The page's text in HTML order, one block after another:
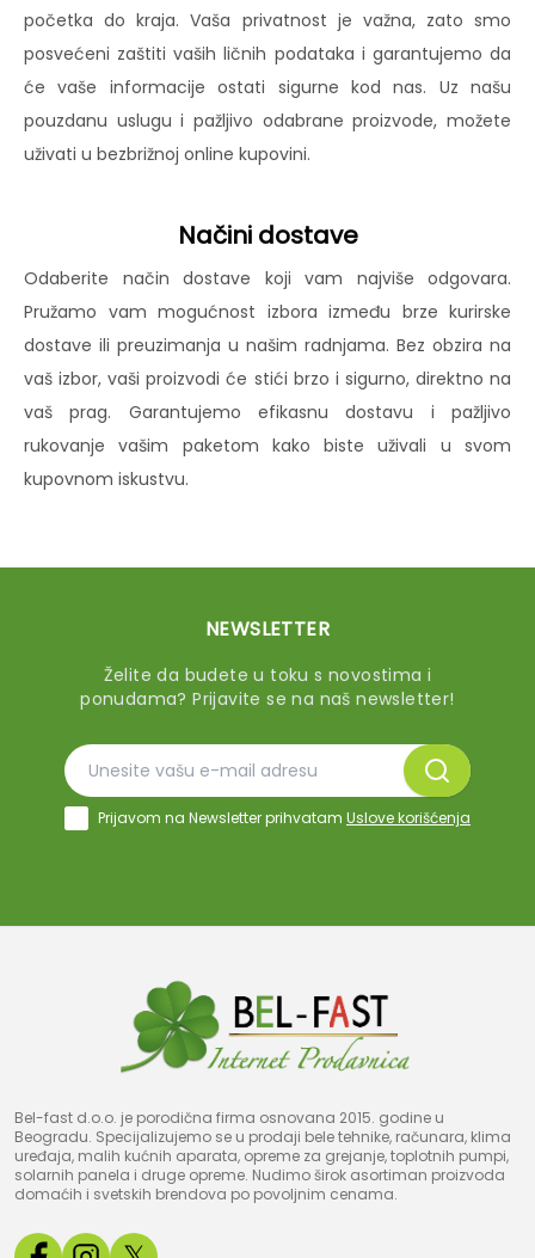
početka do kraja. Vaša privatnost je važna, zato smo
posvećeni zaštiti vaših ličnih podataka i garantujemo da
će vaše informacije ostati sigurne kod nas. Uz našu
pouzdanu uslugu i pažljivo odabrane proizvode, možete
uživati u bezbrižnoj online kupovini.
Načini dostave
Odaberite način dostave koji vam najviše odgovara.
Pružamo vam mogućnost izbora između brze kurirske
dostave ili preuzimanja u našim radnjama. Bez obzira na
vaš izbor, vaši proizvodi će stići brzo i sigurno, direktno na
vaš prag. Garantujemo efikasnu dostavu i pažljivo
rukovanje vašim paketom kako biste uživali u svom
kupovnom iskustvu.
NEWSLETTER
Želite da budete u toku s novostima i
ponudama? Prijavite se na naš newsletter!
Prijavom na Newsletter prihvatam Uslove korišćenja
Bel-fast d.o.o. je porodična firma osnovana 2015. godine u
Beogradu. Specijalizujemo se u prodaji bele tehnike, računara, klima
uređaja, malih kućnih aparata, opreme za grejanje, toplotnih pumpi,
solarnih panela i druge opreme. Nudimo širok asortiman proizvoda
domaćih i svetskih brendova po povoljnim cenama.